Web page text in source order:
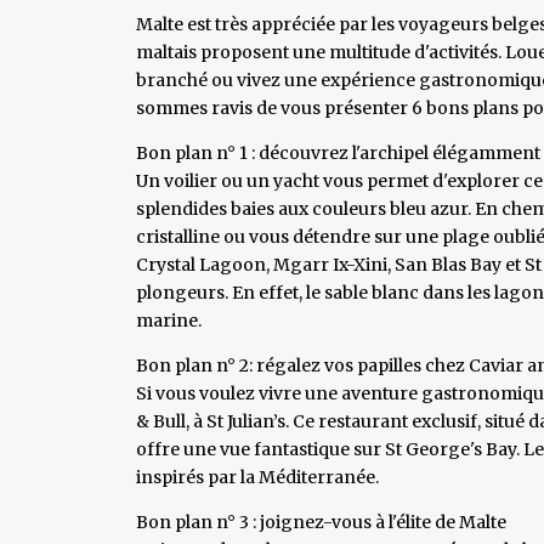
Malte est très appréciée par les voyageurs
maltais proposent une multitude d'activités.
branché ou vivez une expérience
sommes ravis de vous présenter 6 bons plans
Bon plan n° 1 : découvrez l'archipel élégamment
Un voilier ou un yacht vous permet d'explorer
splendides baies aux couleurs bleu azur. En
cristalline ou vous détendre sur une plage
Crystal Lagoon, Mgarr Ix-Xini, San Blas Bay et
plongeurs. En effet, le sable blanc dans les
marine.
Bon plan n° 2: régalez vos papilles chez Caviar
Si vous voulez vivre une aventure
& Bull, à St Julian’s. Ce restaurant exclusif,
offre une vue fantastique sur St George's Bay.
inspirés par la Méditerranée.
Bon plan n° 3 : joignez-vous à l'élite de Malte